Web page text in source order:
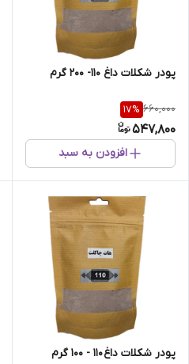
پودر شکلات داغ 110- 200 گرم
660,000
17%
547,800
افزودن به سبد
پودر شکلات داغ 110 - 100 گرم